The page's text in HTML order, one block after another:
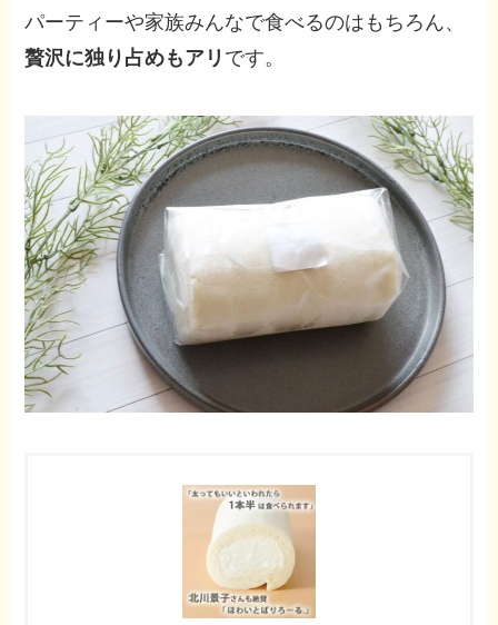
パーティーや家族みんなで食べるのはもちろん、
贅沢に独り占めもアリ です。